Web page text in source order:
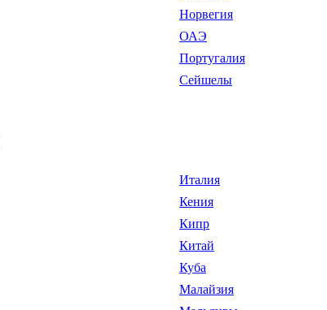
Норвегия
ОАЭ
Португалия
Сейшелы
Италия
Кения
Кипр
Китай
Куба
Малайзия